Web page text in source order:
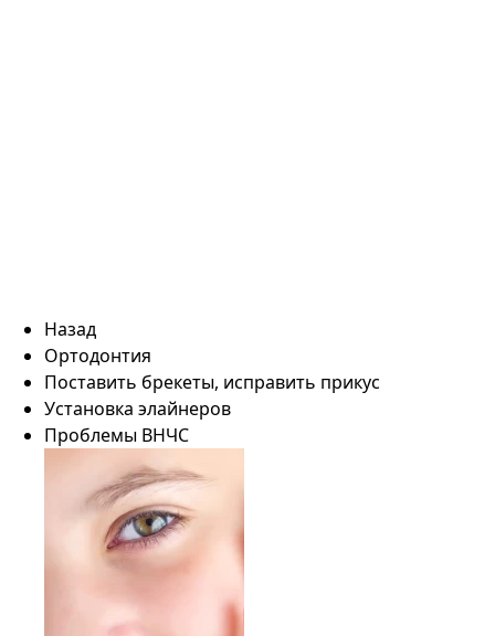
Назад
Ортодонтия
Поставить брекеты, исправить прикус
Установка элайнеров
Проблемы ВНЧС